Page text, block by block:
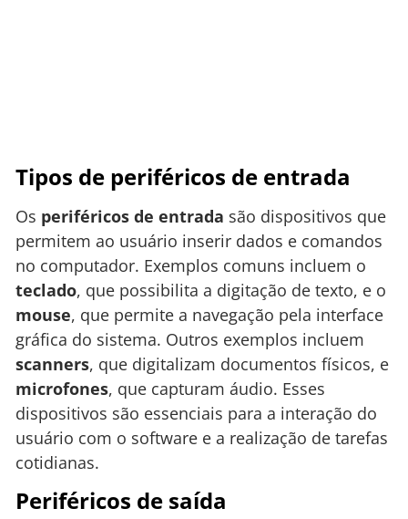
Tipos de periféricos de entrada
Os periféricos de entrada são dispositivos que
permitem ao usuário inserir dados e comandos
no computador. Exemplos comuns incluem o
teclado, que possibilita a digitação de texto, e o
mouse, que permite a navegação pela interface
gráfica do sistema. Outros exemplos incluem
scanners, que digitalizam documentos físicos, e
microfones, que capturam áudio. Esses
dispositivos são essenciais para a interação do
usuário com o software e a realização de tarefas
cotidianas.
Periféricos de saída